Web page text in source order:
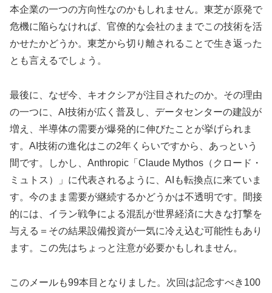
本企業の一つの方向性なのかもしれません。東芝が原発で
危機に陥らなければ、官僚的な会社のままでこの技術を活
かせたかどうか。東芝から切り離されることで生き返った
とも言えるでしょう。
最後に、なぜ今、キオクシアが注目されたのか。その理由
の一つに、AI技術が広く普及し、データセンターの建設が
増え、半導体の需要が爆発的に伸びたことが挙げられま
す。AI技術の進化はこの2年くらいですから、あっという
間です。しかし、Anthropic「Claude Mythos（クロード・
ミュトス）」に代表されるように、AIも転換点に来ていま
す。今のまま需要が継続するかどうかは不透明です。間接
的には、イラン戦争による混乱が世界経済に大きな打撃を
与える＝その結果設備投資が一気に冷え込む可能性もあり
ます。この先はちょっと注意が必要かもしれません。
このメールも99本目となりました。次回は記念すべき100